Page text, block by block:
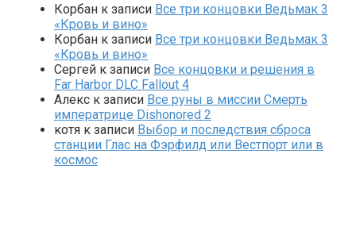
Корбан к записи Все три концовки Ведьмак 3
«Кровь и вино»
Корбан к записи Все три концовки Ведьмак 3
«Кровь и вино»
Сергей к записи Все концовки и решения в
Far Harbor DLC Fallout 4
Алекс к записи Все руны в миссии Смерть
императрице Dishonored 2
котя к записи Выбор и последствия сброса
станции Глас на Фэрфилд или Вестпорт или в
космос